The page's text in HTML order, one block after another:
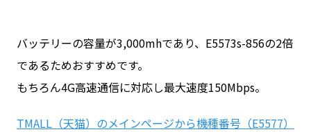
バッテリーの容量が3,000mhであり、E5573s-856の2倍
であるためおすすめです。
もちろん4G高速通信に対応し最大速度150Mbps。
TMALL（天猫）のメインページから機種番号（E5577）